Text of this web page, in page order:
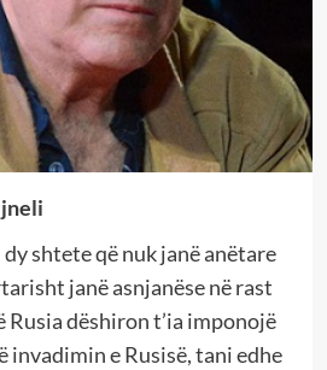
shtete që nuk janë anëtare
janë asnjanëse në rast
Rusia dëshiron t’ia imponojë
invadimin e Rusisë, tani edhe